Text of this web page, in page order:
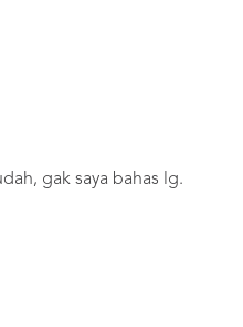
gak saya bahas lg.